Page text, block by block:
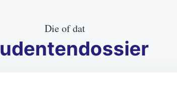
Die of dat